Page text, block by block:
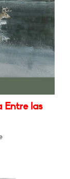
Entre las